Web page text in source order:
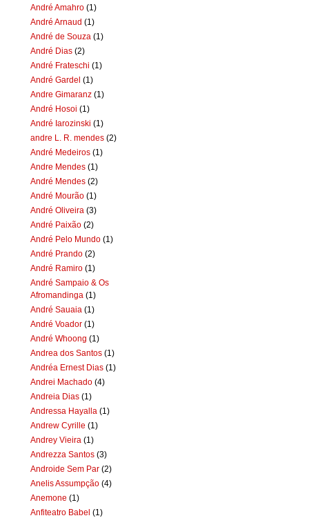
André Amahro (1)
André Arnaud (1)
André de Souza (1)
André Dias (2)
André Frateschi (1)
André Gardel (1)
Andre Gimaranz (1)
André Hosoi (1)
André Iarozinski (1)
andre L. R. mendes (2)
André Medeiros (1)
Andre Mendes (1)
André Mendes (2)
André Mourão (1)
André Oliveira (3)
André Paixão (2)
André Pelo Mundo (1)
André Prando (2)
André Ramiro (1)
André Sampaio & Os
Afromandinga (1)
André Sauaia (1)
André Voador (1)
André Whoong (1)
Andrea dos Santos (1)
Andréa Ernest Dias (1)
Andrei Machado (4)
Andreia Dias (1)
Andressa Hayalla (1)
Andrew Cyrille (1)
Andrey Vieira (1)
Andrezza Santos (3)
Androide Sem Par (2)
Anelis Assumpção (4)
Anemone (1)
Anfiteatro Babel (1)